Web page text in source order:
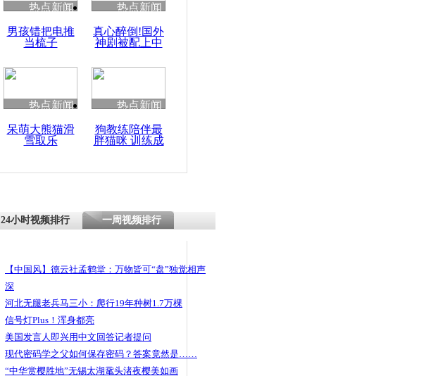
四川兴文苗乡上万人欢
度苗族花山节
清明祭英烈 哀思悼忠
15岁初中生嫌老师管太
热点新闻
男孩错把电推
当梳子
热点新闻
真心醉倒!国外
神剧被配上中
热点新闻
呆萌大熊猫滑
雪取乐
热点新闻
狗教练陪伴最
胖猫咪 训练成
24小时视频排行 一周视频排行
【中国风】德云社孟鹤堂：万物皆可“盘”独觉相声
深
河北无腿老兵马三小：爬行19年种树1.7万棵
信号灯Plus！浑身都亮
美国发言人即兴用中文回答记者提问
现代密码学之父如何保存密码？答案竟然是……
“中华赏樱胜地”无锡太湖鼋头渚夜樱美如画